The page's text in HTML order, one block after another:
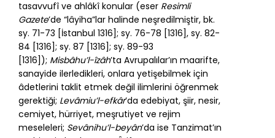
tasavvufî ve ahlâkî konular (eser Resimli
Gazete’de “lâyiha”lar halinde neşredilmiştir, bk.
sy. 71-73 [İstanbul 1316]; sy. 76-78 [1316], sy. 82-
84 [1316]; sy. 87 [1316]; sy. 89-93
[1316]); Misbâhu’l-îzâh’ta Avrupalılar’ın maarifte,
sanayide ilerledikleri, onlara yetişebilmek için
âdetlerini taklit etmek değil ilimlerini öğrenmek
gerektiği; Levâmiu’l-efkâr’da edebiyat, şiir, nesir,
cemiyet, hürriyet, meşrutiyet ve rejim
meseleleri; Sevânihu’l-beyân’da ise Tanzimat’ın